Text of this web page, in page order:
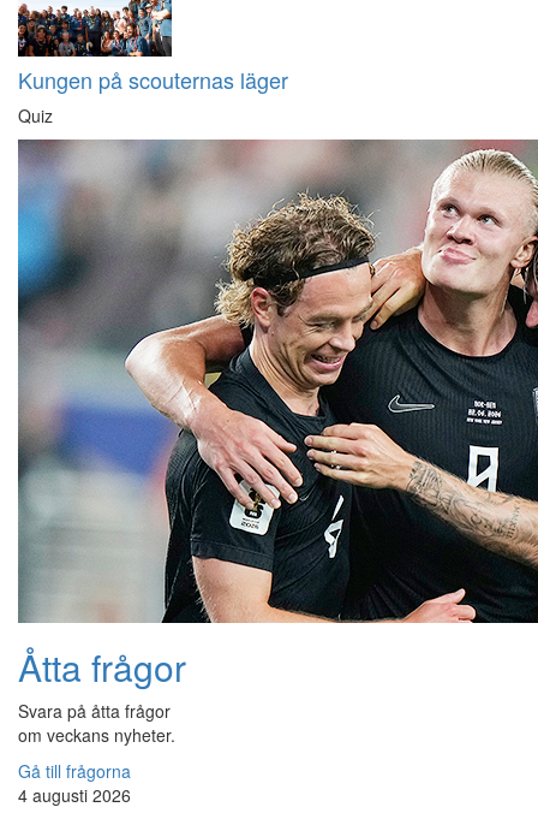
Kungen på scouternas läger
Quiz
Åtta frågor
Svara på åtta frågor
om veckans nyheter.
Gå till frågorna
4 augusti 2026